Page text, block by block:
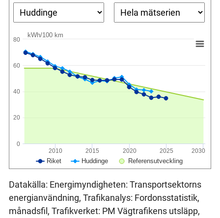
kWh/100 km
Riket Huddinge Referensutveckling
2010 2015 2020 2025 2030
0
20
40
60
80
Datakälla: Energimyndigheten: Transportsektorns
energianvändning, Trafikanalys: Fordonsstatistik,
månadsfil, Trafikverket: PM Vägtrafikens utsläpp,